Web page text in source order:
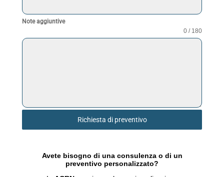
Note aggiuntive
0 / 180
Richiesta di preventivo
Avete bisogno di una consulenza o di un
preventivo personalizzato?